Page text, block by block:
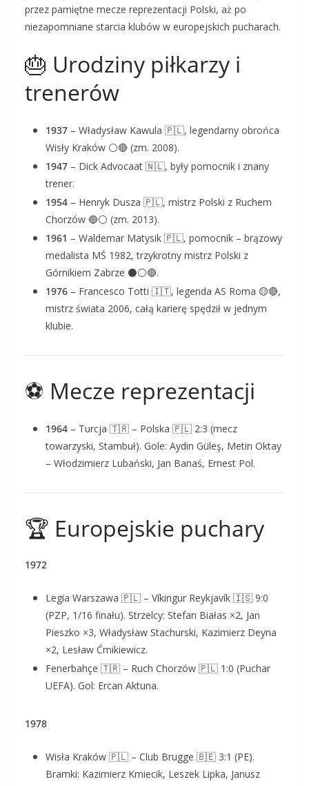
przez pamiętne mecze reprezentacji Polski, aż po
niezapomniane starcia klubów w europejskich pucharach.
🎂 Urodziny piłkarzy i
trenerów
1937 – Władysław Kawula 🇵🇱, legendarny obrońca
Wisły Kraków ⚪🔴 (zm. 2008).
1947 – Dick Advocaat 🇳🇱, były pomocnik i znany
trener.
1954 – Henryk Dusza 🇵🇱, mistrz Polski z Ruchem
Chorzów 🔵⚪ (zm. 2013).
1961 – Waldemar Matysik 🇵🇱, pomocnik – brązowy
medalista MŚ 1982, trzykrotny mistrz Polski z
Górnikiem Zabrze ⚫⚪🔴.
1976 – Francesco Totti 🇮🇹, legenda AS Roma 🟡🔴,
mistrz świata 2006, całą karierę spędził w jednym
klubie.
⚽ Mecze reprezentacji
1964 – Turcja 🇹🇷 – Polska 🇵🇱 2:3 (mecz
towarzyski, Stambuł). Gole: Aydin Güleş, Metin Oktay
– Włodzimierz Lubański, Jan Banaś, Ernest Pol.
🏆 Europejskie puchary
1972
Legia Warszawa 🇵🇱 – Víkingur Reykjavík 🇮🇸 9:0
(PZP, 1/16 finału). Strzelcy: Stefan Białas ×2, Jan
Pieszko ×3, Władysław Stachurski, Kazimierz Deyna
×2, Lesław Ćmikiewicz.
Fenerbahçe 🇹🇷 – Ruch Chorzów 🇵🇱 1:0 (Puchar
UEFA). Gol: Ercan Aktuna.
1978
Wisła Kraków 🇵🇱 – Club Brugge 🇧🇪 3:1 (PE).
Bramki: Kazimierz Kmiecik, Leszek Lipka, Janusz